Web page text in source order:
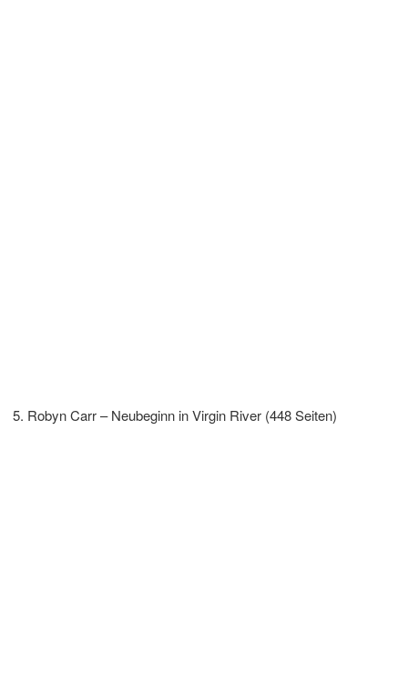
Robyn Carr – Neubeginn in Virgin River (448 Seiten)